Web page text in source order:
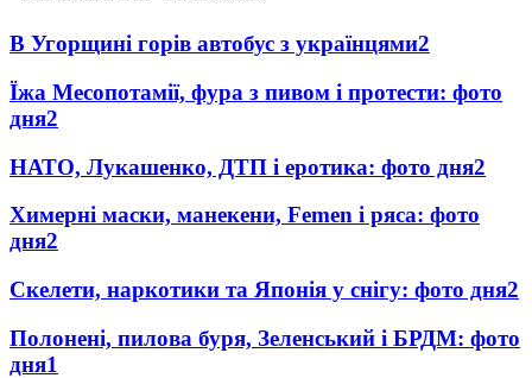
В Угорщині горів автобус з українцями2
Їжа Месопотамії, фура з пивом і протести: фото
дня2
НАТО, Лукашенко, ДТП і еротика: фото дня2
Химерні маски, манекени, Femen і ряса: фото
дня2
Скелети, наркотики та Японія у снігу: фото дня2
Полонені, пилова буря, Зеленський і БРДМ: фото
дня1